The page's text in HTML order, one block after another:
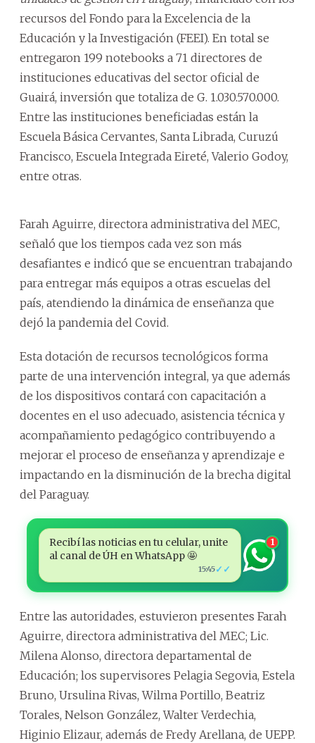
recursos del Fondo para la Excelencia de la
Educación y la Investigación (FEEI). En total se
entregaron 199 notebooks a 71 directores de
instituciones educativas del sector oficial de
Guairá, inversión que totaliza de G. 1.030.570.000.
Entre las instituciones beneficiadas están la
Escuela Básica Cervantes, Santa Librada, Curuzú
Francisco, Escuela Integrada Eireté, Valerio Godoy,
entre otras.
Farah Aguirre, directora administrativa del MEC,
señaló que los tiempos cada vez son más
desafiantes e indicó que se encuentran trabajando
para entregar más equipos a otras escuelas del
país, atendiendo la dinámica de enseñanza que
dejó la pandemia del Covid.
Esta dotación de recursos tecnológicos forma
parte de una intervención integral, ya que además
de los dispositivos contará con capacitación a
docentes en el uso adecuado, asistencia técnica y
acompañamiento pedagógico contribuyendo a
mejorar el proceso de enseñanza y aprendizaje e
impactando en la disminución de la brecha digital
del Paraguay.
Recibí las noticias en tu celular, unite
al canal de ÚH en WhatsApp 🤩
15:45✓✓
1
Entre las autoridades, estuvieron presentes Farah
Aguirre, directora administrativa del MEC; Lic.
Milena Alonso, directora departamental de
Educación; los supervisores Pelagia Segovia, Estela
Bruno, Ursulina Rivas, Wilma Portillo, Beatriz
Torales, Nelson González, Walter Verdechia,
Higinio Elizaur, además de Fredy Arellana, de UEPP.